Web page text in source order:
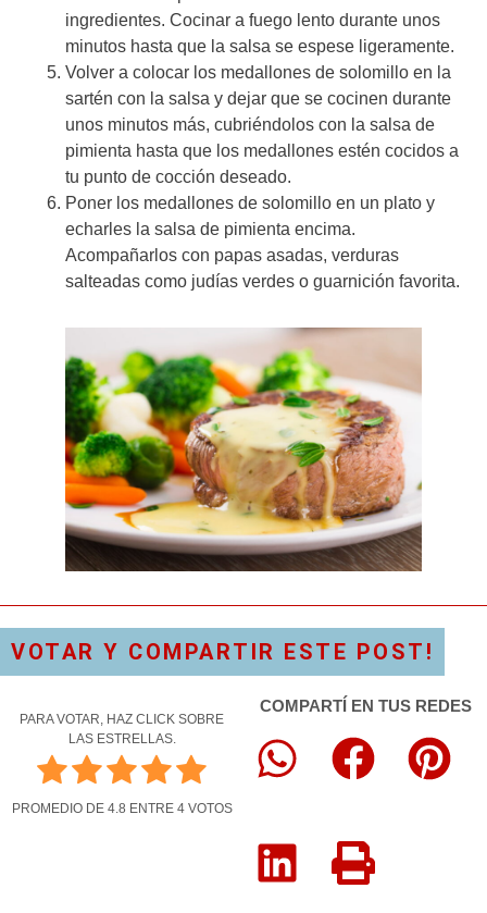
ingredientes. Cocinar a fuego lento durante unos
minutos hasta que la salsa se espese ligeramente.
Volver a colocar los medallones de solomillo en la
sartén con la salsa y dejar que se cocinen durante
unos minutos más, cubriéndolos con la salsa de
pimienta hasta que los medallones estén cocidos a
tu punto de cocción deseado.
Poner los medallones de solomillo en un plato y
echarles la salsa de pimienta encima.
Acompañarlos con papas asadas, verduras
salteadas como judías verdes o guarnición favorita.
VOTAR Y COMPARTIR ESTE POST!
PARA VOTAR, HAZ CLICK SOBRE
LAS ESTRELLAS.
PROMEDIO DE 4.8 ENTRE 4VOTOS
COMPARTÍ EN TUS REDES